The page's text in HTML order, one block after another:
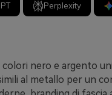
Perplexity
nero e argento
al metallo per un